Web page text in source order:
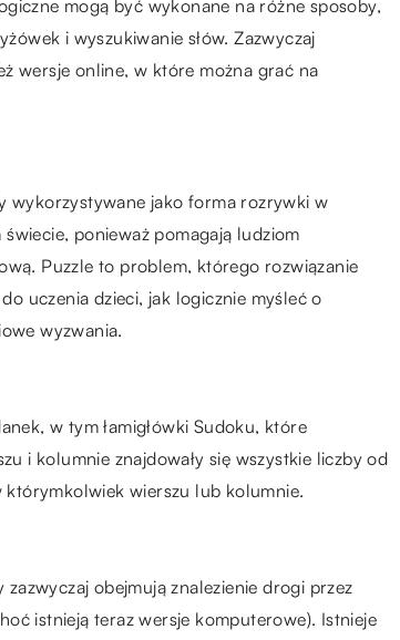
mogą być wykonane na różne sposoby,
i wyszukiwanie słów. Zazwyczaj
wersje online, w które można grać na
wykorzystywane jako forma rozrywki w
ponieważ pomagają ludziom
Puzzle to problem, którego rozwiązanie
uczenia dzieci, jak logicznie myśleć o
wyzwania.
w tym łamigłówki Sudoku, które
i kolumnie znajdowały się wszystkie liczby od
wierszu lub kolumnie.
obejmują znalezienie drogi przez
istnieją teraz wersje komputerowe). Istnieje